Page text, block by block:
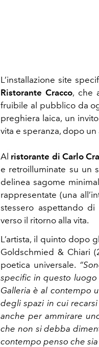
L’installazione site
Ristorante Cracco, che
fruibile al pubblico da
preghiera laica, un
vita e speranza, dopo
Al ristorante di Carlo
e retroilluminate su un
delinea sagome
rappresentate (una
stessero aspettando di
verso il ritorno alla vita.
L’artista, il quinto dopo
Goldschmied & Chiari
poetica universale.
specific in questo luogo
Galleria è al contempo
degli spazi in cui
anche per ammirare
che non si debba
contempo penso che sia